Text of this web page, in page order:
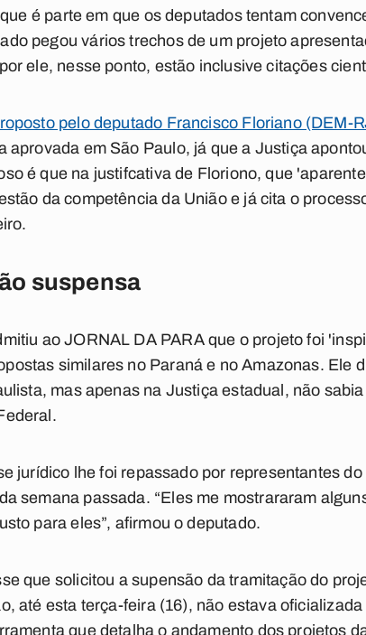
é parte em que os deputados tentam
pegou vários trechos de um projeto
ele, nesse ponto, estão inclusive citações
pelo deputado Francisco Floriano (DEM-
aprovada em São Paulo, já que a Justiça
é que na justifcativa de Floriono, que
da competência da União e já cita o
suspensa
ao JORNAL DA PARA que o projeto foi
similares no Paraná e no Amazonas. Ele
mas apenas na Justiça estadual, não
jurídico lhe foi repassado por representantes
semana passada. “Eles me mostrararam
para eles”, afirmou o deputado.
que solicitou a supensão da tramitação do
até esta terça-feira (16), não estava
que detalha o andamento dos projetos